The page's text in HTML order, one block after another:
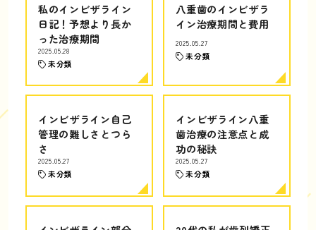
私のインビザライン
日記！予想より長か
った治療期間
2025.05.28
未分類
八重歯のインビザラ
イン治療期間と費用
2025.05.27
未分類
インビザライン自己
管理の難しさとつら
さ
2025.05.27
未分類
インビザライン八重
歯治療の注意点と成
功の秘訣
2025.05.27
未分類